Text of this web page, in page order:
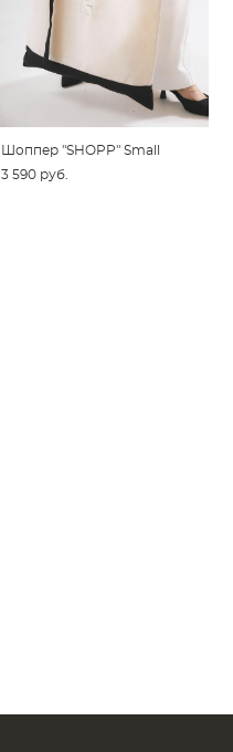
Шоппер "SHOPP" Small
3 590 pуб.